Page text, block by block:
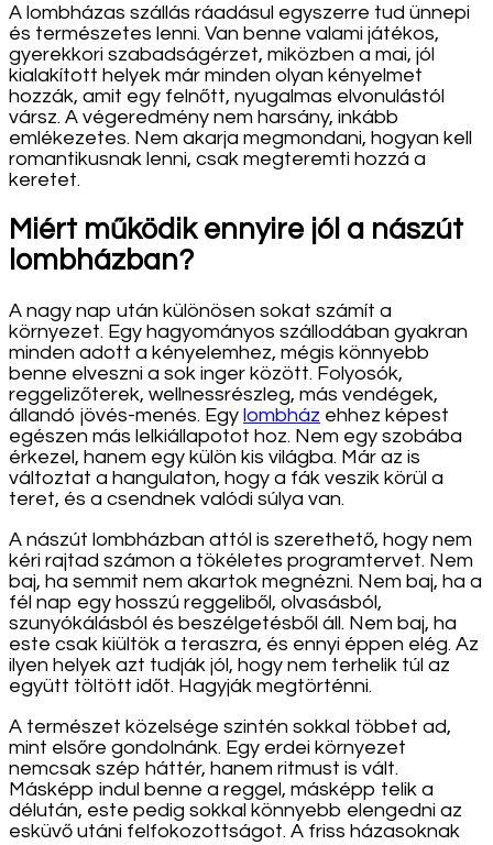
A lombházas szállás ráadásul egyszerre tud ünnepi
és természetes lenni. Van benne valami játékos,
gyerekkori szabadságérzet, miközben a mai, jól
kialakított helyek már minden olyan kényelmet
hozzák, amit egy felnőtt, nyugalmas elvonulástól
vársz. A végeredmény nem harsány, inkább
emlékezetes. Nem akarja megmondani, hogyan kell
romantikusnak lenni, csak megteremti hozzá a
keretet.
Miért működik ennyire jól a nászút
lombházban?
A nagy nap után különösen sokat számít a
környezet. Egy hagyományos szállodában gyakran
minden adott a kényelemhez, mégis könnyebb
benne elveszni a sok inger között. Folyosók,
reggelizőterek, wellnessrészleg, más vendégek,
állandó jövés-menés. Egy lombház ehhez képest
egészen más lelkiállapotot hoz. Nem egy szobába
érkezel, hanem egy külön kis világba. Már az is
változtat a hangulaton, hogy a fák veszik körül a
teret, és a csendnek valódi súlya van.
A nászút lombházban attól is szerethető, hogy nem
kéri rajtad számon a tökéletes programtervet. Nem
baj, ha semmit nem akartok megnézni. Nem baj, ha a
fél nap egy hosszú reggeliből, olvasásból,
szunyókálásból és beszélgetésből áll. Nem baj, ha
este csak kiültök a teraszra, és ennyi éppen elég. Az
ilyen helyek azt tudják jól, hogy nem terhelik túl az
együtt töltött időt. Hagyják megtörténni.
A természet közelsége szintén sokkal többet ad,
mint elsőre gondolnánk. Egy erdei környezet
nemcsak szép háttér, hanem ritmust is vált.
Másképp indul benne a reggel, másképp telik a
délután, este pedig sokkal könnyebb elengedni az
esküvő utáni felfokozottságot. A friss házasoknak